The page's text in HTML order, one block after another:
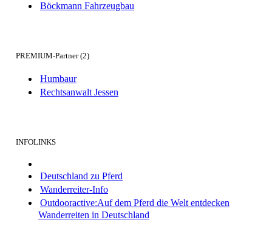
Böckmann Fahrzeugbau
PREMIUM-Partner (2)
Humbaur
Rechtsanwalt Jessen
INFOLINKS
Deutschland zu Pferd
Wanderreiter-Info
Outdooractive:Auf dem Pferd die Welt entdecken
Wanderreiten in Deutschland